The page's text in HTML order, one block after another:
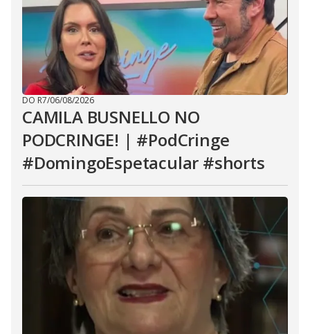
DO R7/06/08/2026
CAMILA BUSNELLO NO
PODCRINGE! | #PodCringe
#DomingoEspetacular #shorts